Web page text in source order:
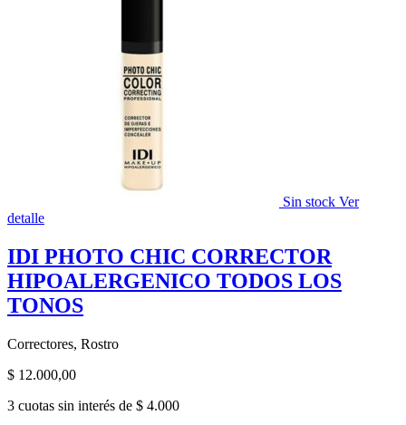
Sin stock Ver
detalle
IDI PHOTO CHIC CORRECTOR
HIPOALERGENICO TODOS LOS
TONOS
Correctores, Rostro
$ 12.000,00
3 cuotas sin interés de $ 4.000